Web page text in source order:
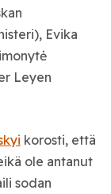
Evika
Leyen
korosti, että
ole antanut
sodan